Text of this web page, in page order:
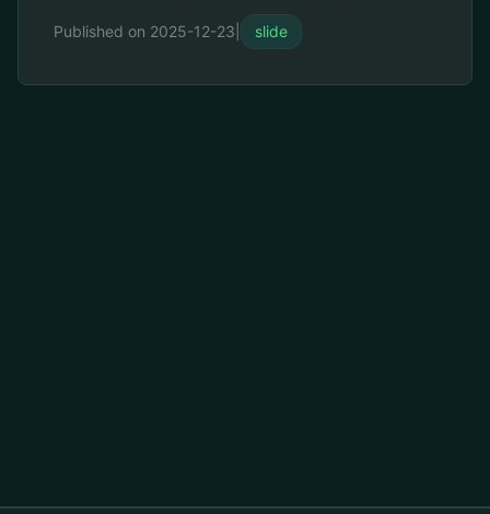
渲染最终幻灯片之前微调提示词或调整文本。
Published on 2025-12-23 slide